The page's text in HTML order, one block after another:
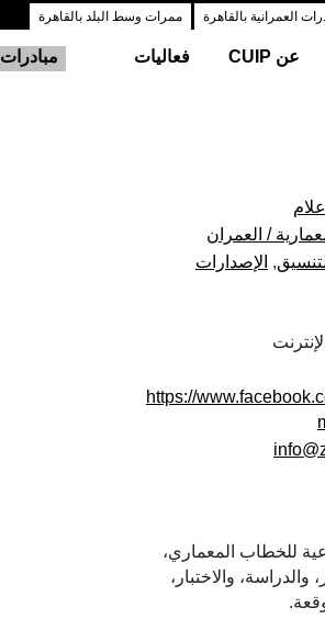
العمرانية بالقاهرة ممرات وسط البلد بالقاهرة
عن CUIP فعاليات مبادرات
/ العمران
الإصدارات
https://
للخطاب المعماري،
والاختبار،